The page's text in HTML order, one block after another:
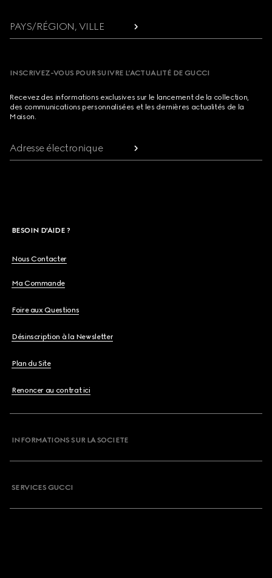
PAYS/RÉGION, VILLE
INSCRIVEZ-VOUS POUR SUIVRE L’ACTUALITÉ DE GUCCI
Recevez des informations exclusives sur le lancement de la collection,
des communications personnalisées et les dernières actualités de la
Maison.
Adresse électronique
BESOIN D'AIDE ?
Nous Contacter
Ma Commande
Foire aux Questions
Désinscription à la Newsletter
Plan du Site
Renoncer au contrat ici
INFORMATIONS SUR LA SOCIETE
SERVICES GUCCI